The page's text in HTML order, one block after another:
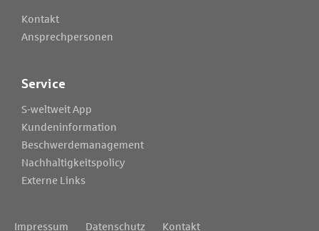
Kontakt
Ansprechpersonen
Service
S-weltweit App
Kundeninformation
Beschwerdemanagement
Nachhaltigkeitspolicy
Externe Links
Impressum Datenschutz Kontakt